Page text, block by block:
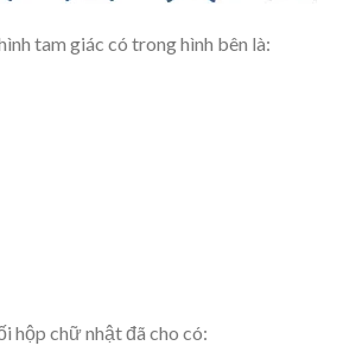
tam giác có trong hình bên là:
hộp chữ nhật đã cho có: